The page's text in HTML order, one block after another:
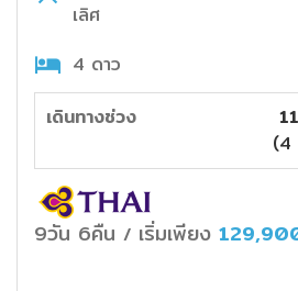
เลิศ
4 ดาว
เดินทางช่วง
(4
9วัน 6คืน / เริ่มเพียง